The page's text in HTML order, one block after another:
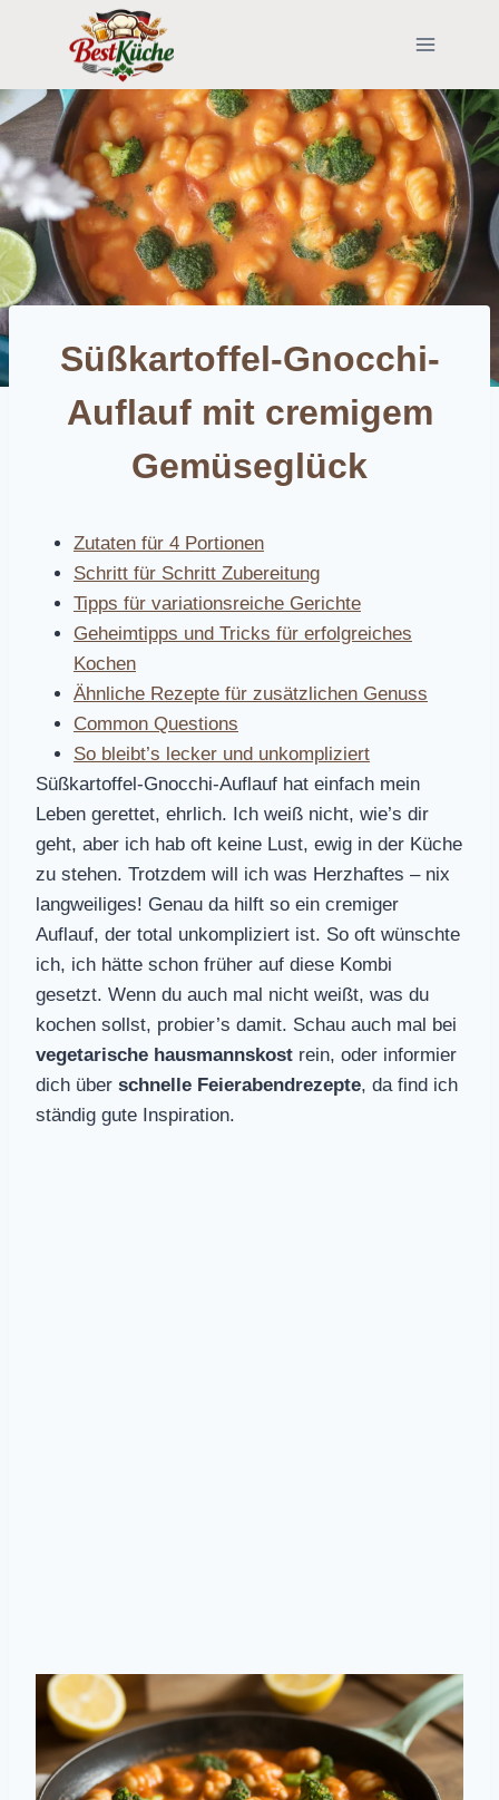
Süßkartoffel-Gnocchi-
Auflauf mit cremigem
Gemüseglück
Zutaten für 4 Portionen
Schritt für Schritt Zubereitung
Tipps für variationsreiche Gerichte
Geheimtipps und Tricks für erfolgreiches
Kochen
Ähnliche Rezepte für zusätzlichen Genuss
Common Questions
So bleibt’s lecker und unkompliziert
Süßkartoffel-Gnocchi-Auflauf hat einfach mein
Leben gerettet, ehrlich. Ich weiß nicht, wie’s dir
geht, aber ich hab oft keine Lust, ewig in der Küche
zu stehen. Trotzdem will ich was Herzhaftes – nix
langweiliges! Genau da hilft so ein cremiger
Auflauf, der total unkompliziert ist. So oft wünschte
ich, ich hätte schon früher auf diese Kombi
gesetzt. Wenn du auch mal nicht weißt, was du
kochen sollst, probier’s damit. Schau auch mal bei
vegetarische hausmannskost rein, oder informier
dich über schnelle Feierabendrezepte, da find ich
ständig gute Inspiration.